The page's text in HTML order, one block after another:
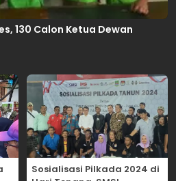
130 Calon Ketua Dewan
Sosialisasi Pilkada 2024 di